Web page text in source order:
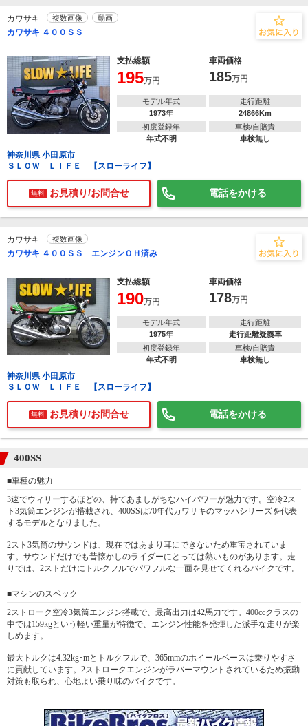
カワサキ 複数画像 動画
カワサキ ４００ＳＳ
支払総額 車両価格
195万円 185万円
モデル年式
1973年
走行距離
24866Km
初度登録年
年式不明
車検/自賠責
車検無し
神奈川県 小田原市
ＳＬＯＷ ＬＩＦＥ 【スローライフ】
無料 お見積り/お問合せ 電話をかける
カワサキ 複数画像
カワサキ ４００ＳＳ エンジンＯＨ済み
支払総額 車両価格
190万円 178万円
モデル年式
1975年
走行距離
走行距離疑義車
初度登録年
年式不明
車検/自賠責
車検無し
神奈川県 小田原市
ＳＬＯＷ ＬＩＦＥ 【スローライフ】
無料 お見積り/お問合せ 電話をかける
400SS
■車種の魅力
3速でウィリーするほどの、持てあましがちなハイパワーが魅力です。空冷2ス
ト3気筒エンジンが搭載され、400SSは70年代カワサキのマッハシリーズを代表
するモデルとなりました。
2スト3気筒のサウンドは、現在ではあまり耳にできないため重宝されていま
す。サウンドだけでも昔懐かしのライダーにとっては熱いものがあります。走
りでは、2ストだけにトルクフルでパワフルな一面を見せてくれるバイクです。
■マシンのスペック
2ストローク空冷3気筒エンジン搭載で、最高出力は42馬力です。400ccクラスの
中では159kgという軽い重量が特徴で、エンジン性能を発揮した派手な走りが楽
しめます。
最大トルクは4.32kg･mとトルクフルで、365mmのホイールベースは乗りやすさ
に貢献しています。2ストロークエンジンがラバーマウントされているため振動
対策も取られ、心地よい乗り味のバイクです。
車種選択するだけ、かんたん相場検索
まずはメーカーを選択する
車種
型式(任意)
走行距離(任意)